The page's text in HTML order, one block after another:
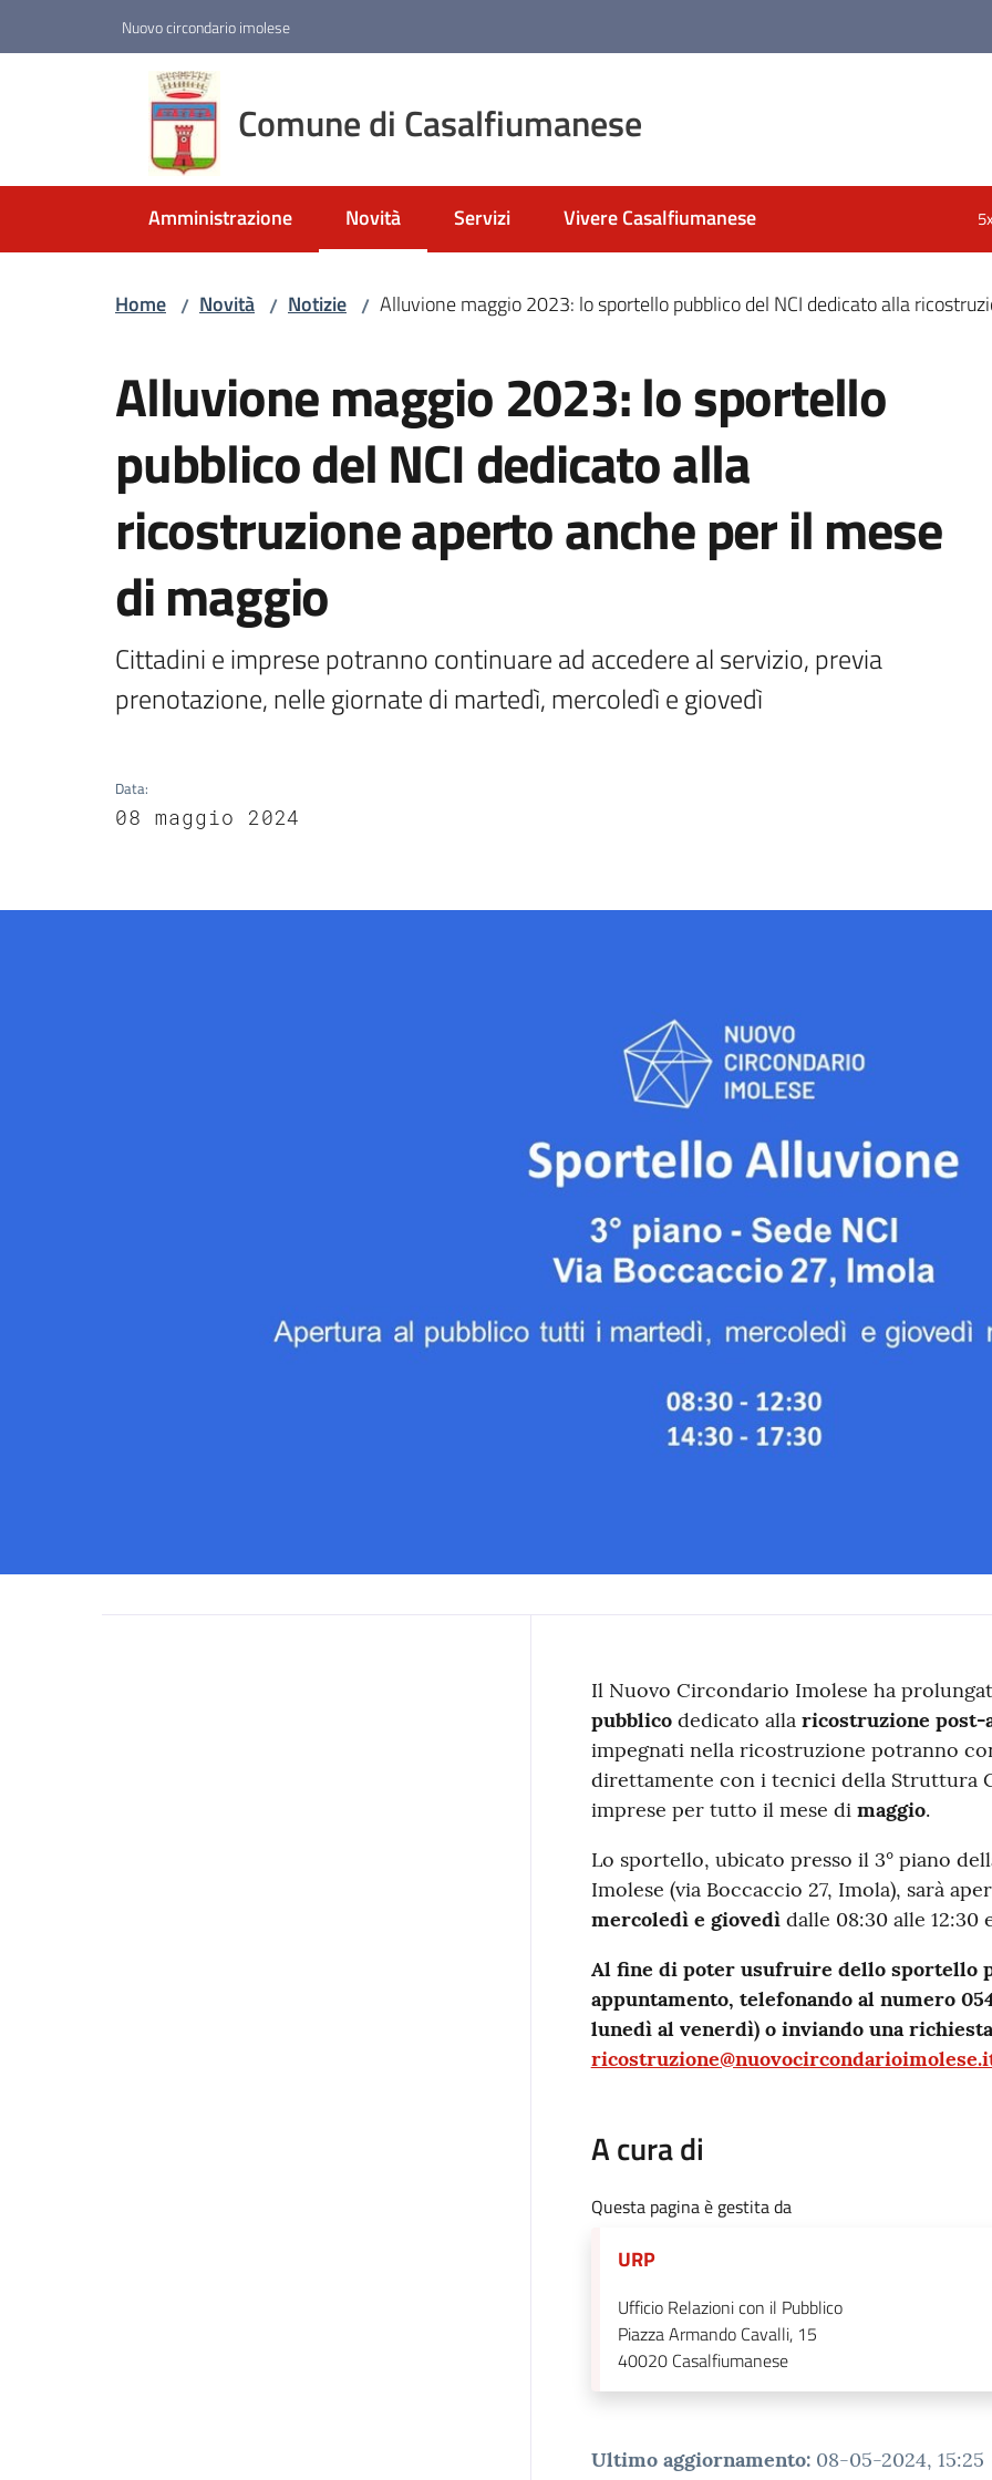
Nuovo circondario imolese
Comune di Casalfiumanese
Amministrazione Novità
Menu selezionato
Servizi Vivere Casalfiumanese
Home / Novità / Notizie / Alluvione maggio 2023: lo sportello pubblico del NCI dedicato alla
Alluvione maggio 2023: lo sportello
pubblico del NCI dedicato alla
ricostruzione aperto anche per il mese
di maggio
Cittadini e imprese potranno continuare ad accedere al servizio, previa
prenotazione, nelle giornate di martedì, mercoledì e giovedì
Data:
08 maggio 2024
Contenuto
Il Nuovo Circondario Imolese ha
pubblicodedicato alla ricostruzione post-
impegnati nella ricostruzione potranno
direttamente con i tecnici della Struttura
imprese per tutto il mese di maggio.
Lo sportello, ubicato presso il 3° piano
Imolese (via Boccaccio 27, Imola), sarà
mercoledì e giovedì dalle 08:30 alle 12:30
Al fine di poter usufruire dello sportello
appuntamento, telefonando al numero
lunedì al venerdì) o inviando una
A cura di
Questa pagina è gestita da
URP
Ufficio Relazioni con il Pubblico
Piazza Armando Cavalli, 15
40020 Casalfiumanese
Ultimo aggiornamento: 08-05-2024, 15:25